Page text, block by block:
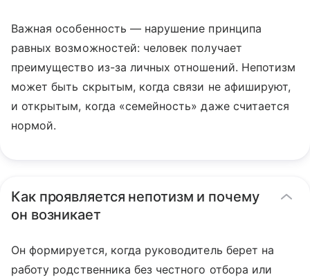
Важная особенность — нарушение принципа
равных возможностей: человек получает
преимущество из-за личных отношений. Непотизм
может быть скрытым, когда связи не афишируют,
и открытым, когда «семейность» даже считается
нормой.
Как проявляется непотизм и почему
он возникает
Он формируется, когда руководитель берет на
работу родственника без честного отбора или